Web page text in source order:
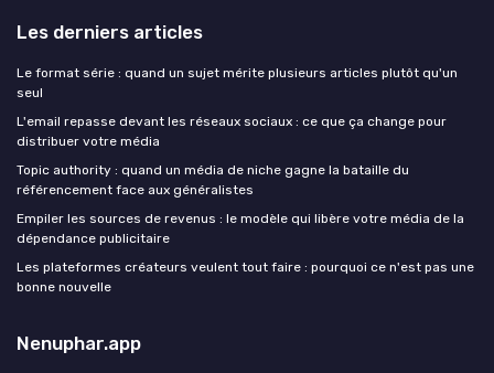
Les derniers articles
Le format série : quand un sujet mérite plusieurs articles plutôt qu'un
seul
L'email repasse devant les réseaux sociaux : ce que ça change pour
distribuer votre média
Topic authority : quand un média de niche gagne la bataille du
référencement face aux généralistes
Empiler les sources de revenus : le modèle qui libère votre média de la
dépendance publicitaire
Les plateformes créateurs veulent tout faire : pourquoi ce n'est pas une
bonne nouvelle
Nenuphar.app